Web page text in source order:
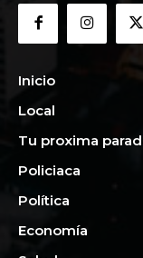
Inicio
Local
Tu proxima
Policiaca
Política
Economía